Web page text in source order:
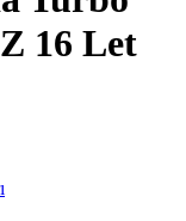
16 Let